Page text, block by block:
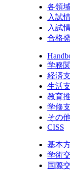
各領
入試
入試
合格
学務
経済
生活
教育
学修
その
CISS
基本
学術
国際